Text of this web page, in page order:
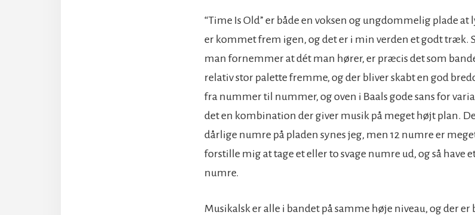
“Time Is Old” er både en voksen og ungdommelig plade at
er kommet frem igen, og det er i min verden et godt træk.
man fornemmer at dét man hører, er præcis det som
relativ stor palette fremme, og der bliver skabt en god
fra nummer til nummer, og oven i Baals gode sans for
det en kombination der giver musik på meget højt plan.
dårlige numre på pladen synes jeg, men 12 numre er
forstille mig at tage et eller to svage numre ud, og så have
numre.
Musikalsk er alle i bandet på samme høje niveau, og der